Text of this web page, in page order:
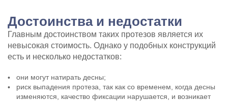
Достоинства и недостатки
Главным достоинством таких протезов является их
невысокая стоимость. Однако у подобных конструкций
есть и несколько недостатков:
они могут натирать десны;
риск выпадения протеза, так как со временем, когда десны
изменяются, качество фиксации нарушается, и возникает